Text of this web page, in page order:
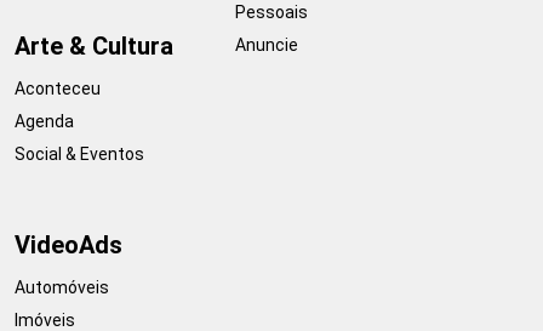
Arte & Cultura
Aconteceu
Agenda
Social & Eventos
Pessoais
Anuncie
VideoAds
Automóveis
Imóveis